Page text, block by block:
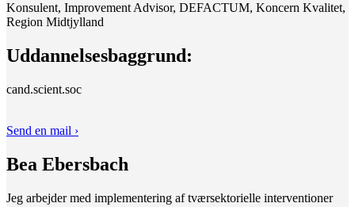
Konsulent, Improvement Advisor, DEFACTUM, Koncern Kvalitet,
Region Midtjylland
Uddannelsesbaggrund:
cand.scient.soc
Send en mail ›
Bea Ebersbach
Jeg arbejder med implementering af tværsektorielle interventioner